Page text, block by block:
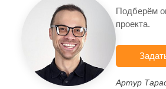
Подберём
проекта.
Артур